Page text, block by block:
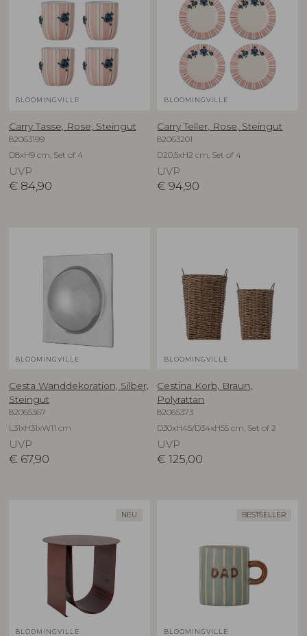
BLOOMINGVILLE
Carry Tasse, Rose, Steingut
82063199
D8xH9 cm, Set of 4
UVP
€ 84,90
BLOOMINGVILLE
Carry Teller, Rose, Steingut
82063201
D20,5xH2 cm, Set of 4
UVP
€ 94,90
BLOOMINGVILLE
Cesta Wanddekoration, Silber,
Steingut
82065367
L31xH31xW11 cm
UVP
€ 67,90
BLOOMINGVILLE
Cestina Korb, Braun,
Polyrattan
82065373
D30xH45/D34xH55 cm, Set of 2
UVP
€ 125,00
NEU
BLOOMINGVILLE
BESTSELLER
BLOOMINGVILLE